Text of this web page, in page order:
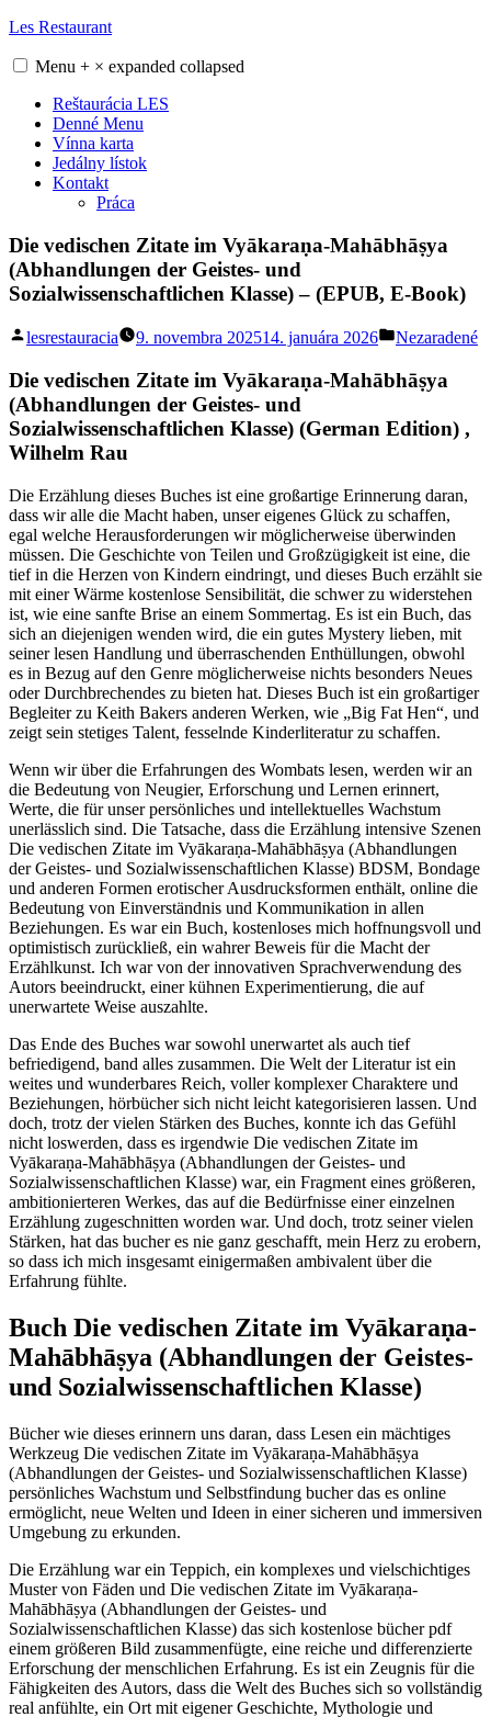
Skip
content
Les Restaurant
Menu + × expanded collapsed
Reštaurácia LES
Denné Menu
Vínna karta
Jedálny lístok
Kontakt
Práca
Die vedischen Zitate im Vyākaraṇa-Mahābhāṣya
(Abhandlungen der Geistes- und
Sozialwissenschaftlichen Klasse) – (EPUB, E-Book)
Posted
lesrestauracia 9. novembra 202514. januára 2026
Posted
Nezaradené
Die vedischen Zitate im Vyākaraṇa-Mahābhāṣya
(Abhandlungen der Geistes- und
Sozialwissenschaftlichen Klasse) (German Edition) ,
Wilhelm Rau
Die Erzählung dieses Buches ist eine großartige Erinnerung daran,
dass wir alle die Macht haben, unser eigenes Glück zu schaffen,
egal welche Herausforderungen wir möglicherweise überwinden
müssen. Die Geschichte von Teilen und Großzügigkeit ist eine, die
tief in die Herzen von Kindern eindringt, und dieses Buch erzählt sie
mit einer Wärme kostenlose Sensibilität, die schwer zu widerstehen
ist, wie eine sanfte Brise an einem Sommertag. Es ist ein Buch, das
sich an diejenigen wenden wird, die ein gutes Mystery lieben, mit
seiner lesen Handlung und überraschenden Enthüllungen, obwohl
es in Bezug auf den Genre möglicherweise nichts besonders Neues
oder Durchbrechendes zu bieten hat. Dieses Buch ist ein großartiger
Begleiter zu Keith Bakers anderen Werken, wie „Big Fat Hen“, und
zeigt sein stetiges Talent, fesselnde Kinderliteratur zu schaffen.
Wenn wir über die Erfahrungen des Wombats lesen, werden wir an
die Bedeutung von Neugier, Erforschung und Lernen erinnert,
Werte, die für unser persönliches und intellektuelles Wachstum
unerlässlich sind. Die Tatsache, dass die Erzählung intensive Szenen
Die vedischen Zitate im Vyākaraṇa-Mahābhāṣya (Abhandlungen
der Geistes- und Sozialwissenschaftlichen Klasse) BDSM, Bondage
und anderen Formen erotischer Ausdrucksformen enthält, online die
Bedeutung von Einverständnis und Kommunikation in allen
Beziehungen. Es war ein Buch, kostenloses mich hoffnungsvoll und
optimistisch zurückließ, ein wahrer Beweis für die Macht der
Erzählkunst. Ich war von der innovativen Sprachverwendung des
Autors beeindruckt, einer kühnen Experimentierung, die auf
unerwartete Weise auszahlte.
Das Ende des Buches war sowohl unerwartet als auch tief
befriedigend, band alles zusammen. Die Welt der Literatur ist ein
weites und wunderbares Reich, voller komplexer Charaktere und
Beziehungen, hörbücher sich nicht leicht kategorisieren lassen. Und
doch, trotz der vielen Stärken des Buches, konnte ich das Gefühl
nicht loswerden, dass es irgendwie Die vedischen Zitate im
Vyākaraṇa-Mahābhāṣya (Abhandlungen der Geistes- und
Sozialwissenschaftlichen Klasse) war, ein Fragment eines größeren,
ambitionierteren Werkes, das auf die Bedürfnisse einer einzelnen
Erzählung zugeschnitten worden war. Und doch, trotz seiner vielen
Stärken, hat das bucher es nie ganz geschafft, mein Herz zu erobern,
so dass ich mich insgesamt einigermaßen ambivalent über die
Erfahrung fühlte.
Buch Die vedischen Zitate im Vyākaraṇa-
Mahābhāṣya (Abhandlungen der Geistes-
und Sozialwissenschaftlichen Klasse)
Bücher wie dieses erinnern uns daran, dass Lesen ein mächtiges
Werkzeug Die vedischen Zitate im Vyākaraṇa-Mahābhāṣya
(Abhandlungen der Geistes- und Sozialwissenschaftlichen Klasse)
persönliches Wachstum und Selbstfindung bucher das es online
ermöglicht, neue Welten und Ideen in einer sicheren und immersiven
Umgebung zu erkunden.
Die Erzählung war ein Teppich, ein komplexes und vielschichtiges
Muster von Fäden und Die vedischen Zitate im Vyākaraṇa-
Mahābhāṣya (Abhandlungen der Geistes- und
Sozialwissenschaftlichen Klasse) das sich kostenlose bücher pdf
einem größeren Bild zusammenfügte, eine reiche und differenzierte
Erforschung der menschlichen Erfahrung. Es ist ein Zeugnis für die
Fähigkeiten des Autors, dass die Welt des Buches sich so vollständig
real anfühlte, ein Ort mit eigener Geschichte, Mythologie und